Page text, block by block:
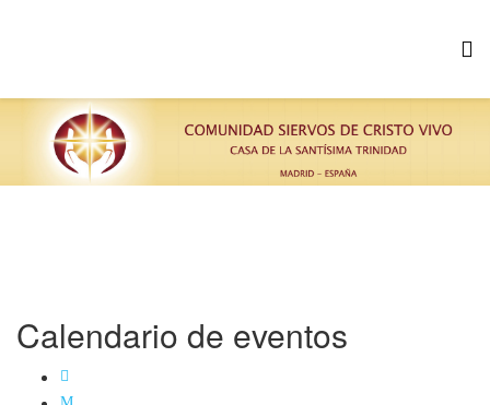
Calendario de eventos